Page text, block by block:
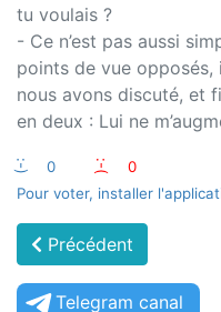
tu voulais ?
- Ce n’est pas aussi
points de vue
nous avons discuté, et
en deux : Lui ne
:-) 0 :-(
0
Pour voter, installer
Précédent
Telegram canal